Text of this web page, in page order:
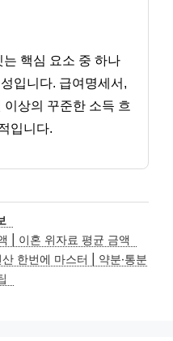
핵심 요소 중 하나
입니다. 급여명세서,
상의 꾸준한 소득 흐
입니다.
| 이혼 위자료 평균 금액
한번에 마스터 | 약분·통분